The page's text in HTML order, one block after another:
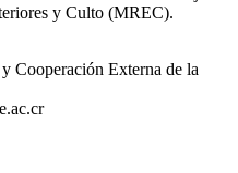
y Culto (MREC).
Cooperación Externa de la
.ac.cr